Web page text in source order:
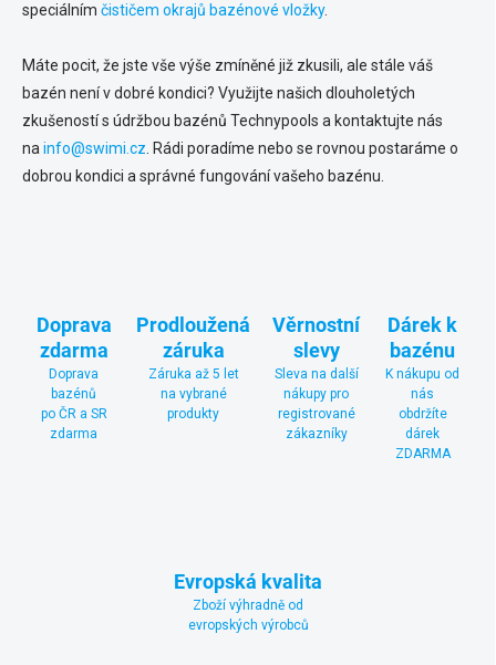
speciálním čističem okrajů bazénové vložky.
Máte pocit, že jste vše výše zmíněné již zkusili, ale stále váš
bazén není v dobré kondici? Využijte našich dlouholetých
zkušeností s údržbou bazénů Technypools a kontaktujte nás
nainfo@swimi.cz. Rádi poradíme nebo se rovnou postaráme o
dobrou kondici a správné fungování vašeho bazénu.
Doprava
zdarma
Doprava
bazénů
po ČR a SR
zdarma
Prodloužená
záruka
Záruka až 5 let
na vybrané
produkty
Věrnostní
slevy
Sleva na další
nákupy pro
registrované
zákazníky
Dárek k
bazénu
K nákupu od
nás
obdržíte
dárek
ZDARMA
Evropská kvalita
Zboží výhradně od
evropských výrobců